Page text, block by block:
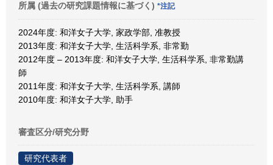
所属 (過去の研究課題情報に基づく) *注記
2024年度: 和洋女子大学, 家政学部, 准教授
2013年度: 和洋女子大学, 生活科学系, 非常勤
2012年度 – 2013年度: 和洋女子大学, 生活科学系, 非常勤講
師
2011年度: 和洋女子大学, 生活科学系, 講師
2010年度: 和洋女子大学, 助手
審査区分/研究分野
研究代表者